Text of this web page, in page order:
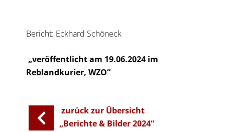
Bericht: Eckhard Schöneck
„veröffentlicht am 19.06.2024 im
Reblandkurier, WZO“
zurück zur Übersicht
„Berichte & Bilder 2024“